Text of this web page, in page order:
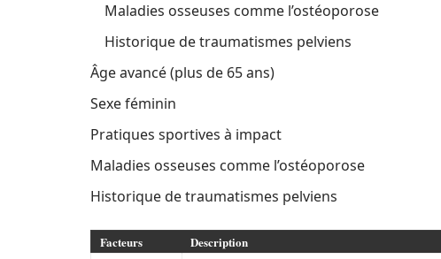
Maladies osseuses comme l’ostéoporose
Historique de traumatismes pelviens
Âge avancé (plus de 65 ans)
Sexe féminin
Pratiques sportives à impact
Maladies osseuses comme l’ostéoporose
Historique de traumatismes pelviens
Facteurs Description